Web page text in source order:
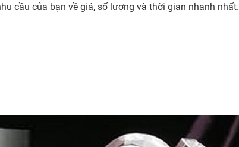
cầu của bạn về giá, số lượng và thời gian nhanh nhất.